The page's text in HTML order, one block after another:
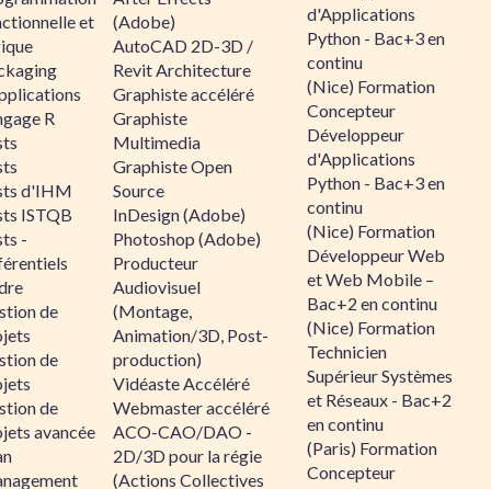
et
R
d'IHM
ISTQB
-
de
de
de
avancée
(Adobe)
AutoCAD 2D-3D /
Revit Architecture
Graphiste accéléré
Graphiste
Multimedia
Graphiste Open
Source
InDesign (Adobe)
Photoshop (Adobe)
Producteur
Audiovisuel
(Montage,
Animation/3D, Post-
production)
Vidéaste Accéléré
Webmaster accéléré
ACO-CAO/DAO -
2D/3D pour la régie
(Actions Collectives
d'Applications
Python - Bac+3 en
continu
(Nice) Formation
Concepteur
Développeur
d'Applications
Python - Bac+3 en
continu
(Nice) Formation
Développeur Web
et Web Mobile –
Bac+2 en continu
(Nice) Formation
Technicien
Supérieur Systèmes
et Réseaux - Bac+2
en continu
(Paris) Formation
Concepteur